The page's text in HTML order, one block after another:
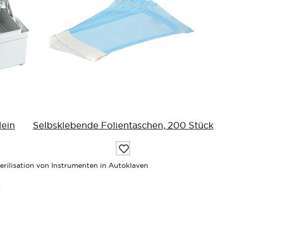
Selbsklebende Folientaschen, 200 Stück
Auf
die
Wunschliste
von Instrumenten in Autoklaven